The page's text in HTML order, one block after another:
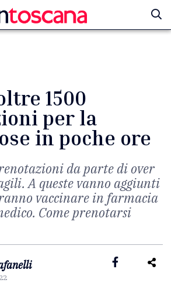
1500
per la
in poche ore
da parte di over
A queste vanno aggiunti
vaccinare in farmacia
Come prenotarsi